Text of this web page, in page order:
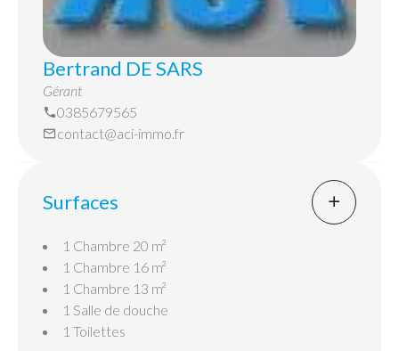
Bertrand DE SARS
Gérant
0385679565
contact@aci-immo.fr
Surfaces
1 Chambre 20 m²
1 Chambre 16 m²
1 Chambre 13 m²
1 Salle de douche
1 Toilettes